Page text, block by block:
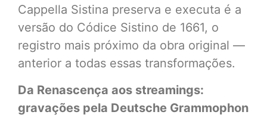
Cappella Sistina preserva e executa é a
versão do Códice Sistino de 1661, o
registro mais próximo da obra original —
anterior a todas essas transformações.
Da Renascença aos streamings:
gravações pela Deutsche Grammophon